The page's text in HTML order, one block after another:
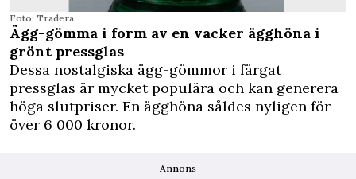
Foto: Tradera
Ägg-gömma i form av en vacker ägghöna i
grönt pressglas
Dessa nostalgiska ägg-gömmor i färgat
pressglas är mycket populära och kan generera
höga slutpriser. En ägghöna såldes nyligen för
över 6 000 kronor.
Annons